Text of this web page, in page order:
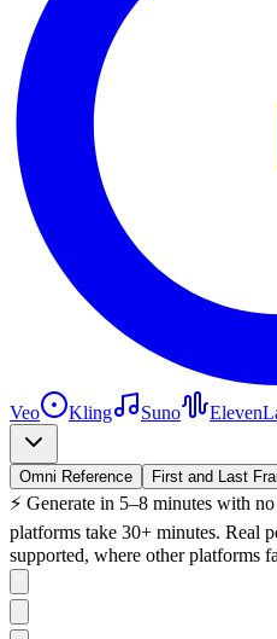
Veo Kling Suno
Omni Reference First and Last
⚡ Generate in 5–8 minutes with
platforms take 30+ minutes. Real
supported, where other platforms